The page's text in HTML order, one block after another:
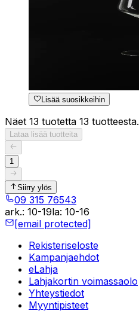
Lisää suosikkeihin
Näet 13 tuotetta 13 tuotteesta.
Lataa lisää tuotteita
1
Siirry ylös
09 315 76543
ark.: 10-19la: 10-16
[email protected]
Rekisteriseloste
Kampanjaehdot
eLahja
Lahjakortin voimassaolo
Yhteystiedot
Myyntipisteet